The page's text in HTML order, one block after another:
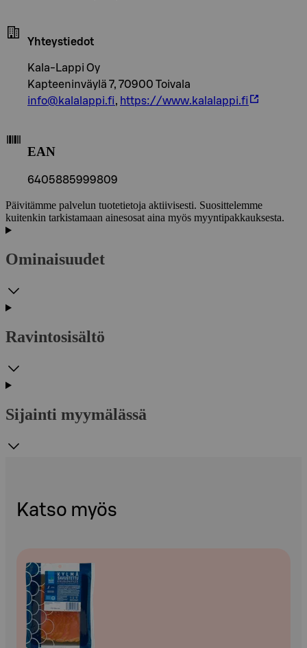
Yhteystiedot
Kala-Lappi Oy
Kapteeninväylä 7, 70900 Toivala
info@kalalappi.fi, https://www.kalalappi.fi
EAN
6405885999809
Päivitämme palvelun tuotetietoja aktiivisesti. Suosittelemme
kuitenkin tarkistamaan ainesosat aina myös myyntipakkauksesta.
Ominaisuudet
Ravintosisältö
Sijainti myymälässä
Katso myös